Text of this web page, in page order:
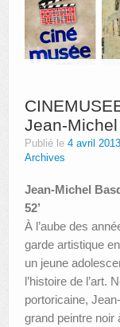
Jean-
Publié le 4 avril 2013
Archives
Jean-Michel
52’
À l’aube des
garde artistique
un jeune
l’histoire de l’art.
portoricaine,
grand peintre noir